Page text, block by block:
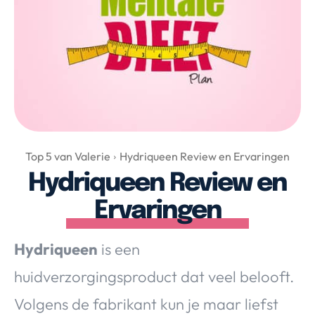
Gadgets & Tech
Top 5 van Valerie
Health & Beauty
Huis & Tuin
Over Valerie
Over Valerie
De Top 5
VALERIE'S CHOICE
Food & Drinks Health & Beauty Gadgets
Huis & Tuin
Top 5 van Valerie Hydriqueen Review en Ervaringen
Hydriqueen Review en
Ervaringen
Hydriqueen is een
huidverzorgingsproduct dat veel belooft.
Volgens de fabrikant kun je maar liefst